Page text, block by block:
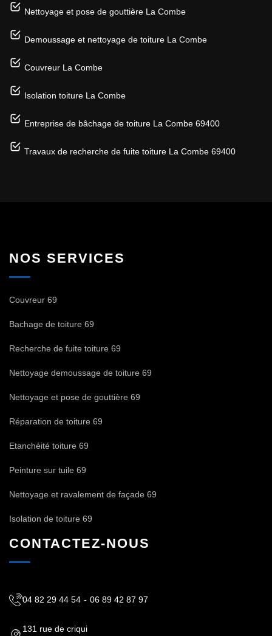
Nettoyage et pose de gouttière La Combe
Demoussage et nettoyage de toiture La Combe
Couvreur La Combe
Isolation toiture La Combe
Entreprise de bâchage de toiture La Combe 69400
Travaux de recherche de fuite toiture La Combe 69400
NOS SERVICES
Couvreur 69
Bachage de toiture 69
Recherche de fuite toiture 69
Nettoyage demoussage de toiture 69
Nettoyage et pose de gouttière 69
Réparation de toiture 69
Etanchéité toiture 69
Peinture sur tuile 69
Nettoyage et ravalement de façade 69
Isolation de toiture 69
CONTACTEZ-NOUS
04 82 29 44 54 - 06 89 42 87 97
131 rue de criqui